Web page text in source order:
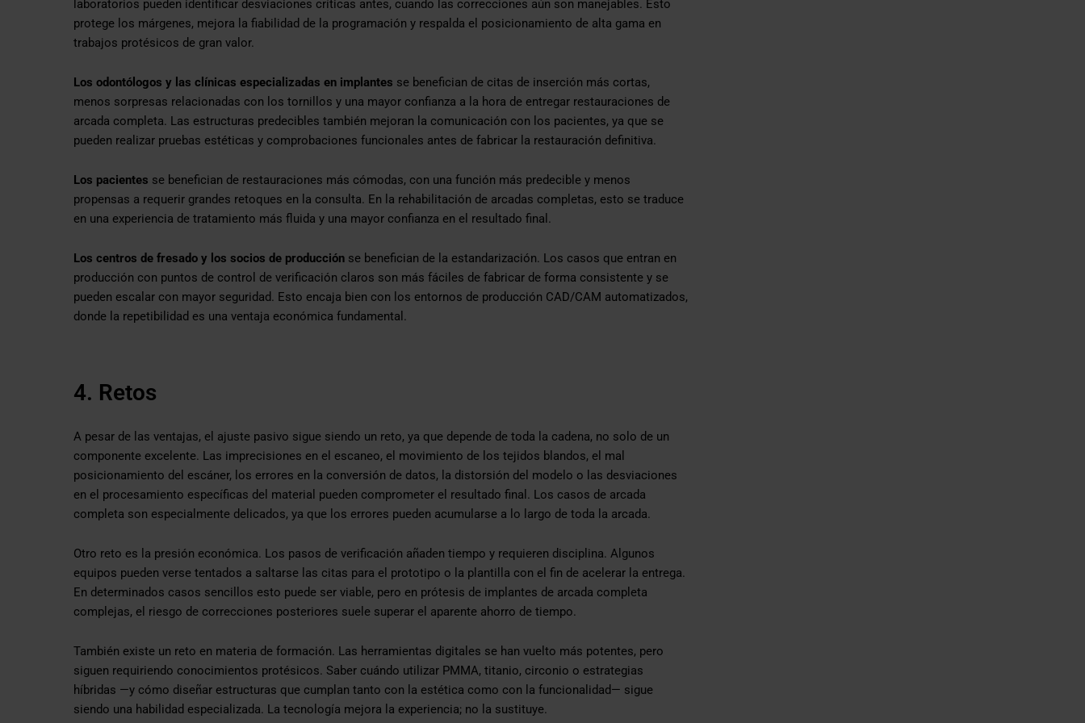
laboratorios pueden identificar desviaciones críticas antes, cuando las correcciones aún son manejables. Esto
protege los márgenes, mejora la fiabilidad de la programación y respalda el posicionamiento de alta gama en
trabajos protésicos de gran valor.
Los odontólogos y las clínicas especializadas en implantes se benefician de citas de inserción más cortas,
menos sorpresas relacionadas con los tornillos y una mayor confianza a la hora de entregar restauraciones de
arcada completa. Las estructuras predecibles también mejoran la comunicación con los pacientes, ya que se
pueden realizar pruebas estéticas y comprobaciones funcionales antes de fabricar la restauración definitiva.
Los pacientes se benefician de restauraciones más cómodas, con una función más predecible y menos
propensas a requerir grandes retoques en la consulta. En la rehabilitación de arcadas completas, esto se traduce
en una experiencia de tratamiento más fluida y una mayor confianza en el resultado final.
Los centros de fresado y los socios de producción se benefician de la estandarización. Los casos que entran en
producción con puntos de control de verificación claros son más fáciles de fabricar de forma consistente y se
pueden escalar con mayor seguridad. Esto encaja bien con los entornos de producción CAD/CAM automatizados,
donde la repetibilidad es una ventaja económica fundamental.
4. Retos
A pesar de las ventajas, el ajuste pasivo sigue siendo un reto, ya que depende de toda la cadena, no solo de un
componente excelente. Las imprecisiones en el escaneo, el movimiento de los tejidos blandos, el mal
posicionamiento del escáner, los errores en la conversión de datos, la distorsión del modelo o las desviaciones
en el procesamiento específicas del material pueden comprometer el resultado final. Los casos de arcada
completa son especialmente delicados, ya que los errores pueden acumularse a lo largo de toda la arcada.
Otro reto es la presión económica. Los pasos de verificación añaden tiempo y requieren disciplina. Algunos
equipos pueden verse tentados a saltarse las citas para el prototipo o la plantilla con el fin de acelerar la entrega.
En determinados casos sencillos esto puede ser viable, pero en prótesis de implantes de arcada completa
complejas, el riesgo de correcciones posteriores suele superar el aparente ahorro de tiempo.
También existe un reto en materia de formación. Las herramientas digitales se han vuelto más potentes, pero
siguen requiriendo conocimientos protésicos. Saber cuándo utilizar PMMA, titanio, circonio o estrategias
híbridas —y cómo diseñar estructuras que cumplan tanto con la estética como con la funcionalidad— sigue
siendo una habilidad especializada. La tecnología mejora la experiencia; no la sustituye.